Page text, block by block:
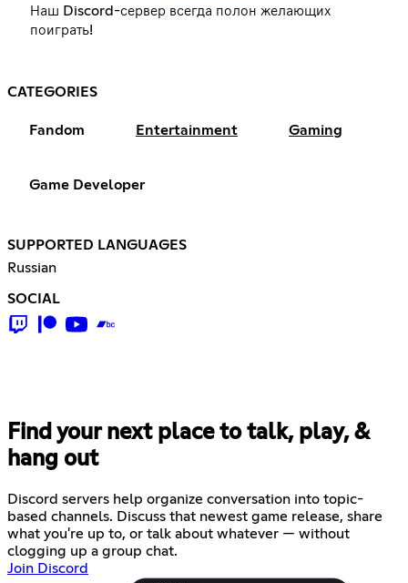
Наш Discord-сервер всегда полон желающих
поиграть!
CATEGORIES
Fandom Entertainment Gaming
Game Developer
SUPPORTED LANGUAGES
Russian
SOCIAL
Find your next place to talk, play, &
hang out
Discord servers help organize conversation into topic-
based channels. Discuss that newest game release, share
what you're up to, or talk about whatever — without
clogging up a group chat.
Join Discord